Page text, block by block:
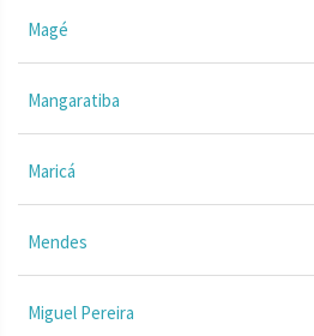
Magé
Mangaratiba
Maricá
Mendes
Miguel Pereira